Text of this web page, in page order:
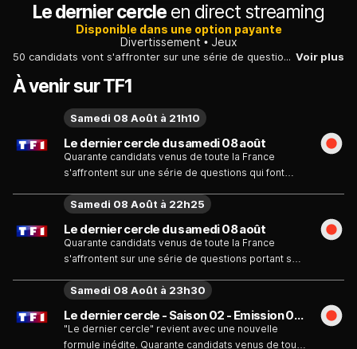
Le dernier cercleen direct streaming
Disponible dans une option payante
Divertissement
Jeux
50 candidats vont s'affronter sur une série de questions. Mais seul l'un d'entre eux pourra entrer dans "Le dernier cercle" et tenter de remporter la somme de 50 000 euros. Voir plus
À venir sur TF1
Le dernier cercle du samedi 08 août
Quarante candidats venus de toute la France
s'affrontent sur une série de questions qui font
en compétition avec dix personnalités : Yoann Riou,
Mannarino, Jean-Luc Lemoine, Claudia Tagbo, Arié
Elmaleh, Elie Semoun et Florent Peyre.
Samedi 08 Août à 21h10
Le dernier cercle du samedi 08 août
Quarante candidats venus de toute la France
s'affrontent sur une série de questions portant sur
leur multiples compétences, le visuel, le langage,
Disposés en cercle autour d'Arthur, seuls les
meilleurs pourront avancer et tenter d'atteindre le
Samedi 08 Août à 22h25
Le dernier cercle - Saison 02 - Emission 03 (Partie 1) du 17 juillet 2026
"Le dernier cercle" revient avec une nouvelle
formule inédite. Quarante candidats venus de toute
Samedi 08 Août à 23h30